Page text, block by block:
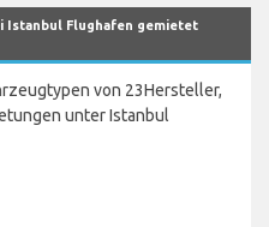
Istanbul Flughafen gemietet
von 23Hersteller,
unter Istanbul